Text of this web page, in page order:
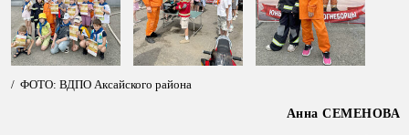
/ ФОТО: ВДПО Аксайского района
Анна СЕМЕНОВА